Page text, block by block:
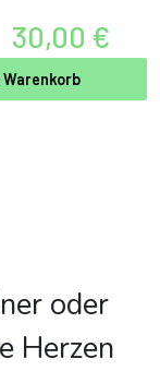
30,00 €
Warenkorb
oder
Herzen